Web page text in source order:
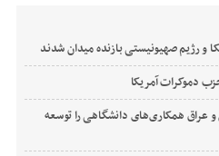
و رژیم صهیونیستی بازنده میدان شدند
دموکرات آمریکا
عراق همکاری‌های دانشگاهی را توسعه